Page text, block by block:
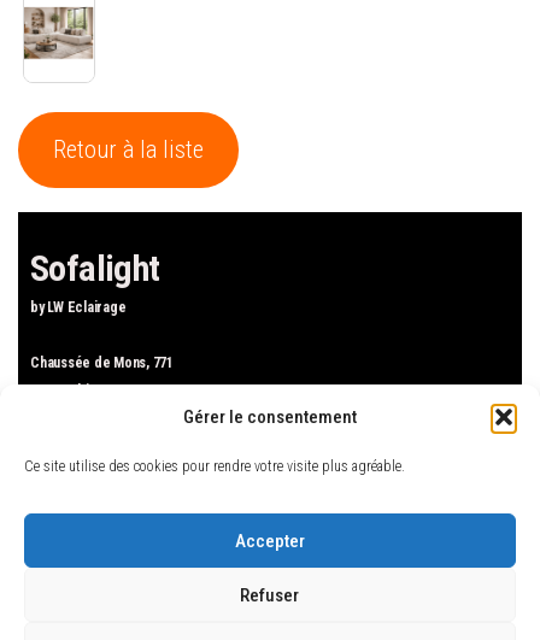
Gérer le consentement
Ce site utilise des cookies pour rendre votre visite plus agréable.
Accepter
Refuser
Retour à la liste
Sofalight
by LW Eclairage
Chaussée de Mons, 771
Accueil
Canapés